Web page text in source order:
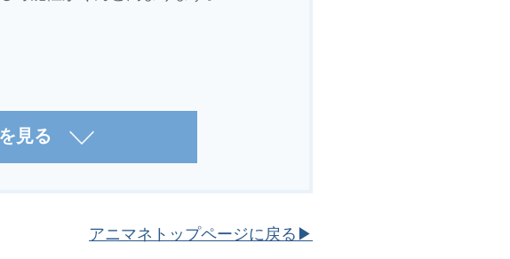
見る
アニマネトップページに戻る▶